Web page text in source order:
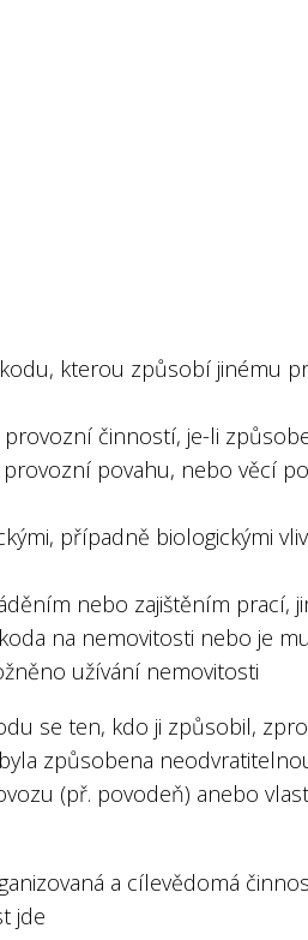
kterou způsobí jinému
činností, je-li
povahu, nebo věcí
případně biologickými
nebo zajištěním prací,
na nemovitosti nebo je
užívání nemovitosti
se ten, kdo ji způsobil,
způsobena
(př. povodeň) anebo
a cílevědomá
jde